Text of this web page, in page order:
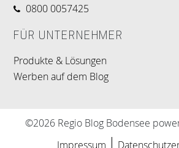
0800 0057425
FÜR UNTERNEHMER
Produkte & Lösungen
Werben auf dem Blog
©2026 Regio Blog Bodensee
Impressum